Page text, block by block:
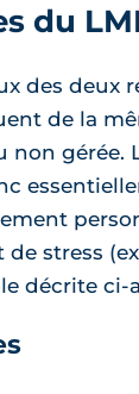
du
des deux
de la
non gérée.
de stress
décrite ci-